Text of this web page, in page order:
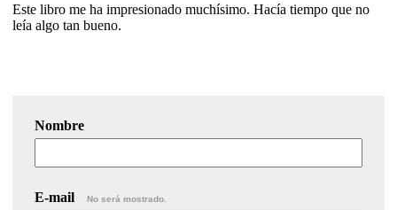
Este libro me ha impresionado muchísimo. Hacía tiempo que no
leía algo tan bueno.
Nombre
E-mail No será mostrado.